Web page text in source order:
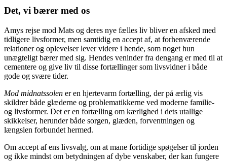
Det, vi bærer med os
Amys rejse mod Mats og deres nye fælles liv bliver en afsked med
tidligere livsformer, men samtidig en accept af, at forhenværende
relationer og oplevelser lever videre i hende, som noget hun
unægteligt bærer med sig. Hendes veninder fra dengang er med til at
cementere og give liv til disse fortællinger som livsvidner i både
gode og svære tider.
Mod midnatssolen er en hjertevarm fortælling, der på ærlig vis
skildrer både glæderne og problematikkerne ved moderne familie-
og livsformer. Det er en fortælling om kærlighed i dets utallige
skikkelser, herunder både sorgen, glæden, forventningen og
længslen forbundet hermed.
Om accept af ens livsvalg, om at mane fortidige spøgelser til jorden
og ikke mindst om betydningen af dybe venskaber, der kan fungere